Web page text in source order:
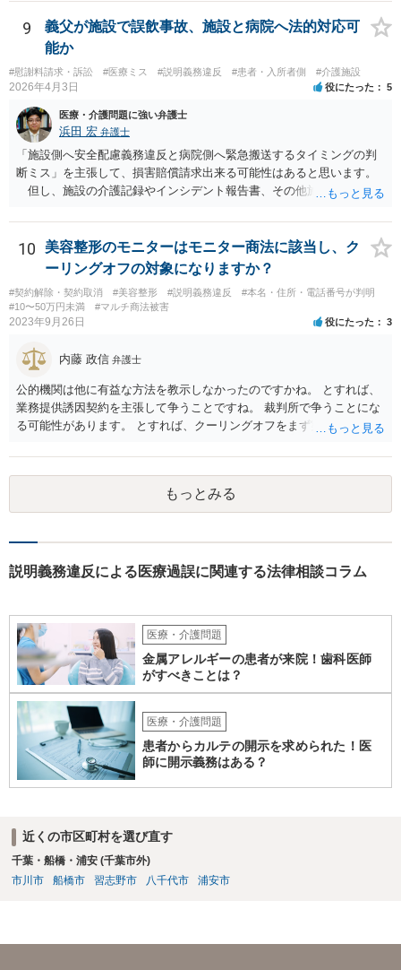
9
義父が施設で誤飲事故、施設と病院へ法的対応可
能か
#慰謝料請求・訴訟 #医療ミス #説明義務違反 #患者・入所者側 #介護施設
2026年4月3日 役にたった 5
医療・介護問題に強い弁護士
浜田 宏 弁護士
「施設側へ安全配慮義務違反と病院側へ緊急搬送するタイミングの判
断ミス」を主張して、損害賠償請求出来る可能性はあると思います。
但し、施設の介護記録やインシデント報告書、その他施設内で作成
れているのであれば消防の記録等を調査してみなければ、裁判で勝て
る可能性があるかどうかまでは判断できません。これはどの介護事
故・医療事故でも同様です。 一度弁護士にご相談の上、まずは調査
事件として依頼された方が良いと思います。
10
美容整形のモニターはモニター商法に該当し、ク
ーリングオフの対象になりますか？
#契約解除・契約取消 #美容整形 #説明義務違反
#本名・住所・電話番号が判明
#10〜50万円未満
#マルチ商法被害
2023年9月26日 役にたった 3
内藤 政信 弁護士
公的機関は他に有益な方法を教示しなかったのですかね。 とすれば、
業務提供誘因契約を主張して争うことですね。 裁判所で争うことにな
る可能性があります。 とすれば、クーリングオフをまず実行すること
もっとみる
説明義務違反による医療過誤に関連する法律相談コラム
医療・介護問題
金属アレルギーの患者が来院！歯科医師
がすべきことは？
医療・介護問題
患者からカルテの開示を求められた！医
師に開示義務はある？
近くの市区町村を選び直す
千葉・船橋・浦安 (千葉市外)
市川市
船橋市 習志野市 八千代市 浦安市